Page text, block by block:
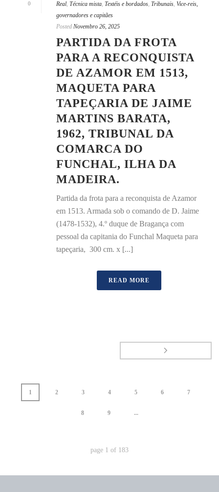
0
Real, Técnica mista, Textéis e bordados, Tribunais, Vice-reis,
governadores e capitães
Posted Novembro 26, 2025
PARTIDA DA FROTA
PARA A RECONQUISTA
DE AZAMOR EM 1513,
MAQUETA PARA
TAPEÇARIA DE JAIME
MARTINS BARATA,
1962, TRIBUNAL DA
COMARCA DO
FUNCHAL, ILHA DA
MADEIRA.
Partida da frota para a reconquista de Azamor
em 1513. Armada sob o comando de D. Jaime
(1478-1532), 4.º duque de Bragança com
pessoal da capitania do Funchal Maqueta para
tapeçaria, 300 cm. x [...]
READ MORE
1 2 3 4 5 6 7
8 9 ...
page 1 of 183